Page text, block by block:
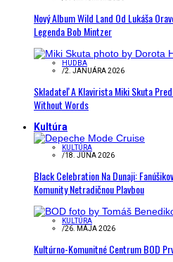
Nový Album Wild Land Od Lukáša
Legenda Bob Mintzer
HUDBA
/2. JANUÁRA 2026
Skladateľ A Klavirista Miki Skuta
Without Words
Kultúra
KULTÚRA
/18. JÚNA 2026
Black Celebration Na Dunaji:
Komunity Netradičnou Plavbou
KULTÚRA
/26. MÁJA 2026
Kultúrno-Komunitné Centrum BOD